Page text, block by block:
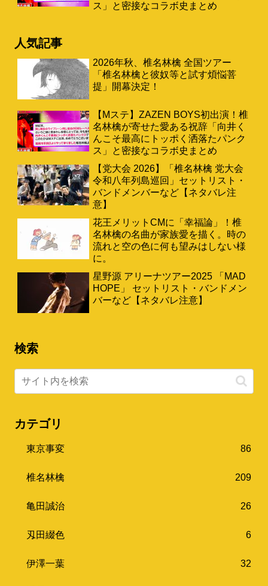
ス」と密接なコラボ史まとめ
人気記事
2026年秋、椎名林檎 全国ツアー
「椎名林檎と彼奴等と試す煩悩菩
提」開幕決定！
【Mステ】ZAZEN BOYS初出演！椎
名林檎が寄せた愛ある祝辞「向井く
んこそ最高にトッポく洒落たパンク
ス」と密接なコラボ史まとめ
【党大会 2026】「椎名林檎 党大会
令和八年列島巡回」セットリスト・
バンドメンバーなど【ネタバレ注
意】
花王メリットCMに「幸福論」！椎
名林檎の名曲が家族愛を描く。時の
流れと空の色に何も望みはしない様
に。
星野源 アリーナツアー2025 「MAD
HOPE」 セットリスト・バンドメン
バーなど【ネタバレ注意】
検索
カテゴリ
東京事変 86
椎名林檎 209
亀田誠治 26
刄田綴色 6
伊澤一葉 32